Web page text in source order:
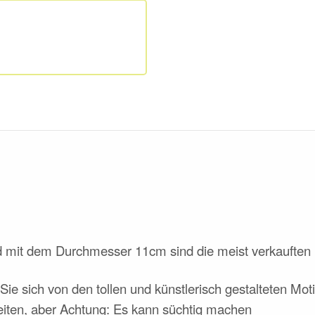
dem Durchmesser 11cm sind die meist verkauften
sich von den tollen und künstlerisch gestalteten
aber Achtung: Es kann süchtig machen